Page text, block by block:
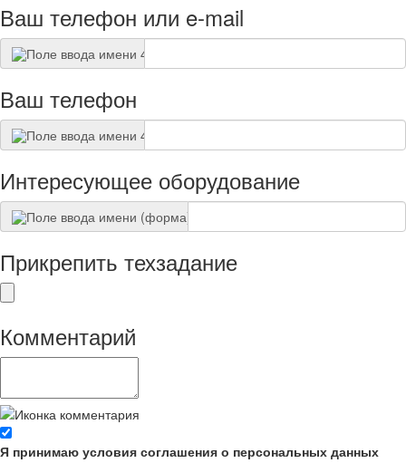
Ваш телефон или e-mail
Ваш телефон
Интересующее оборудование
Прикрепить техзадание
Комментарий
Я принимаю условия соглашения о персональных данных